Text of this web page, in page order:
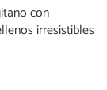
con
irresistibles